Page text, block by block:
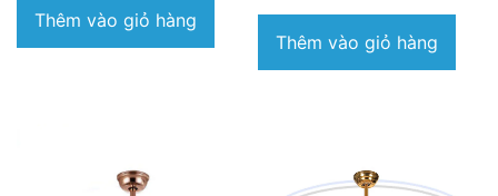
Thêm vào giỏ hàng
Thêm vào giỏ hàng